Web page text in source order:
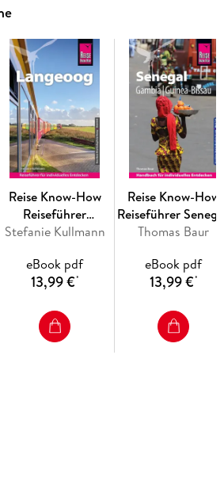
aller Regionen:
Schweiz, Links der Elbe,
Dresden, Meißen und die
zu Festen und Veranstaltungen
Inspiration für einzigartige
Top-Tipps des Autors
Sehenswürdigkeiten
- die Basteibrücke, das
Seußlitz, das große
Restaurants, Ausflugstipps für
Reise Know-How
Reiseführer
Langeoog
Stefanie Kullmann
eBook pdf
13,99 €*
Reise Know-How
Reiseführer
Gambia und
Thomas Baur
eBook pdf
13,99 €*